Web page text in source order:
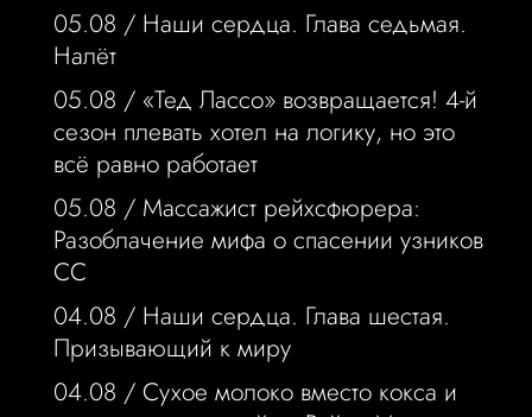
05.08 / Наши сердца. Глава седьмая.
Налёт
05.08 / «Тед Лассо» возвращается! 4-й
сезон плевать хотел на логику, но это
всё равно работает
05.08 / Массажист рейхсфюрера:
Разоблачение мифа о спасении узников
СС
04.08 / Наши сердца. Глава шестая.
Призывающий к миру
04.08 / Сухое молоко вместо кокса и